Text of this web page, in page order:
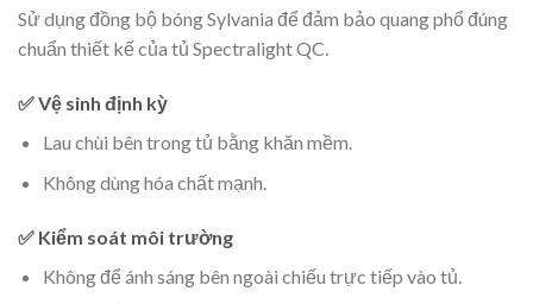
Sử dụng đồng bộ bóng Sylvania để đảm bảo quang phổ đúng
chuẩn thiết kế của tủ Spectralight QC.
✅ Vệ sinh định kỳ
Lau chùi bên trong tủ bằng khăn mềm.
Không dùng hóa chất mạnh.
✅ Kiểm soát môi trường
Không để ánh sáng bên ngoài chiếu trực tiếp vào tủ.